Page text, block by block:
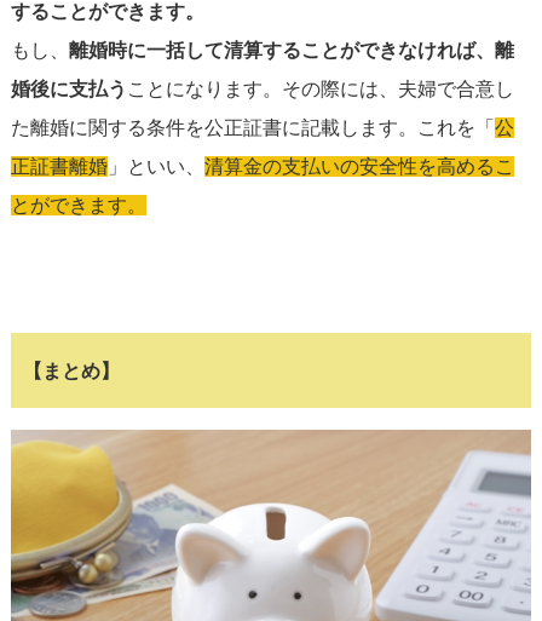
することができます。
もし、 離婚時に一括して清算することができなければ、離
婚後に支払う ことになります。その際には、夫婦で合意し
た離婚に関する条件を公正証書に記載します。これを「 公
正証書離婚」といい、 清算金の支払いの安全性を高めるこ
とができます。
【まとめ】